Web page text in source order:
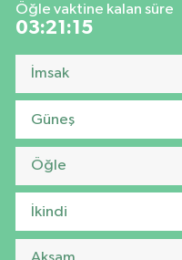
Öğle vaktine kalan süre
03:21:14
İmsak
Güneş
Öğle
İkindi